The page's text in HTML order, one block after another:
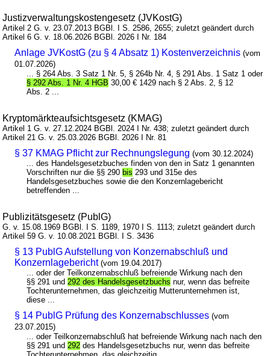
Justizverwaltungskostengesetz (JVKostG)
Artikel 2 G. v. 23.07.2013 BGBl. I S. 2586, 2655; zuletzt geändert durch
Artikel 6 G. v. 18.06.2026 BGBl. 2026 I Nr. 184
Anlage JVKostG (zu § 4 Absatz 1) Kostenverzeichnis (vom
01.07.2026)
... § 264 Abs. 3 Satz 1 Nr. 5, § 264b Nr. 4, § 291 Abs. 1 Satz 1 oder
§ 292 Abs. 1 Nr. 4 HGB 30,00 € 1429 nach § 2 Abs. 2, § 12
Abs. 2 ...
Kryptomärkteaufsichtsgesetz (KMAG)
Artikel 1 G. v. 27.12.2024 BGBl. 2024 I Nr. 438; zuletzt geändert durch
Artikel 21 G. v. 25.03.2026 BGBl. 2026 I Nr. 81
§ 37 KMAG Pflicht zur Rechnungslegung (vom 30.12.2024)
... des Handelsgesetzbuches finden von den in Satz 1 genannten
Vorschriften nur die §§ 290 bis 293 und 315e des
Handelsgesetzbuches sowie die den Konzernlagebericht
betreffenden ...
Publizitätsgesetz (PublG)
G. v. 15.08.1969 BGBl. I S. 1189, 1970 I S. 1113; zuletzt geändert durch
Artikel 59 G. v. 10.08.2021 BGBl. I S. 3436
§ 13 PublG Aufstellung von Konzernabschluß und
Konzernlagebericht (vom 19.04.2017)
... oder der Teilkonzernabschluß befreiende Wirkung nach den
§§ 291 und292 des Handelsgesetzbuchs nur, wenn das befreite
Tochterunternehmen, das gleichzeitig Mutterunternehmen ist,
diese ...
§ 14 PublG Prüfung des Konzernabschlusses (vom
23.07.2015)
... oder Teilkonzernabschluß hat befreiende Wirkung nach nach den
§§ 291 und292 des Handelsgesetzbuchs nur, wenn das befreite